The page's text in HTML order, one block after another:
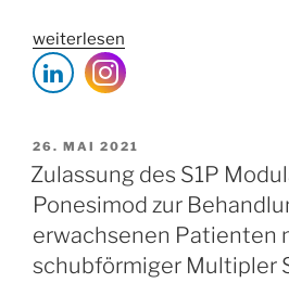
„Deutsche
Multiple
Sklerose
setzt
sich
für
Beibehaltung
der
Impf-
weiterlesen
VERÖFFENTLICHT
AM
26. MAI 2021
Zulassung des S1P
Ponesimod zur
erwachsenen Patienten
schubförmiger Multipler